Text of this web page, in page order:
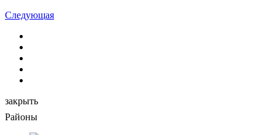
Следующая
закрыть
Районы